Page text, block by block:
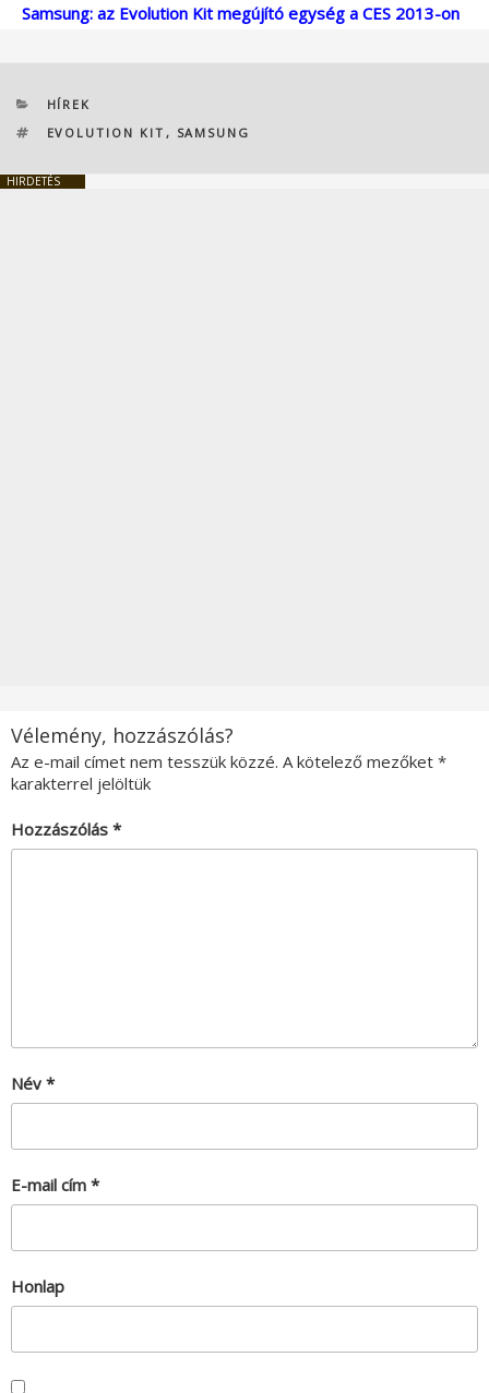
Samsung: az Evolution Kit megújító egység a CES 2013-on
KATEGÓRIÁK
HÍREK
CÍMKÉK
EVOLUTION KIT , SAMSUNG
HIRDETÉS
Vélemény, hozzászólás?
Az e-mail címet nem tesszük közzé. A kötelező mezőket *
karakterrel jelöltük
Hozzászólás *
Név *
E-mail cím *
Honlap